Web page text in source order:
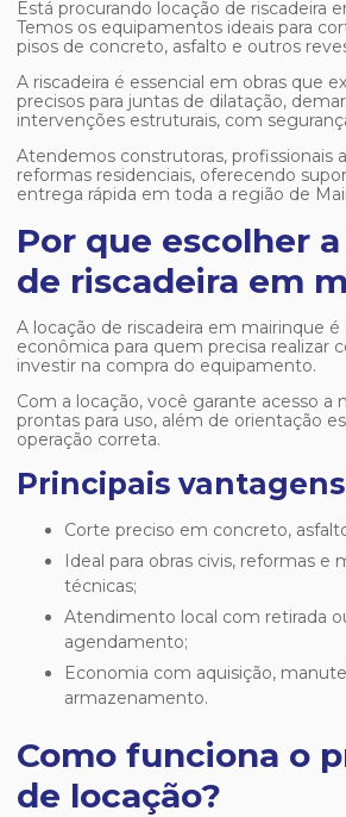
Está procurando locação de riscadeira
Temos os equipamentos ideais para
pisos de concreto, asfalto e outros
A riscadeira é essencial em obras que
precisos para juntas de dilatação,
intervenções estruturais, com
Atendemos construtoras, profissionais
reformas residenciais, oferecendo
entrega rápida em toda a região de
Por que escolher
de riscadeira em
A locação de riscadeira em mairinque é
econômica para quem precisa realizar
investir na compra do equipamento.
Com a locação, você garante acesso a
prontas para uso, além de orientação
operação correta.
Principais
Corte preciso em concreto,
Ideal para obras civis, reformas e manutenções
técnicas;
Atendimento local com retirada ou entrega sob
agendamento;
Economia com aquisição, manutenção e
armazenamento.
Como funciona o
de locação?